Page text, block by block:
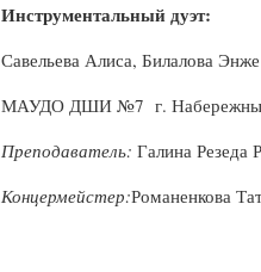
Инструментальный дуэт:
Савельева Алиса, Билалова Энже
МАУДО ДШИ №7 г.
Преподаватель: Галина Резеда
Концермейстер:Романенкова